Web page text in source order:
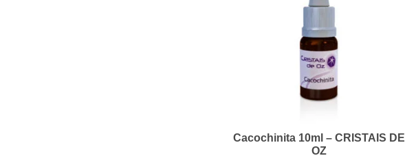
Cacochinita 10ml – CRISTAIS DE
OZ